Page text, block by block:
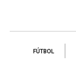
FÚTBOL